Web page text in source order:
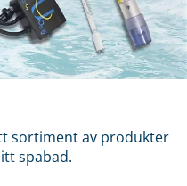
sortiment av produkter
spabad.